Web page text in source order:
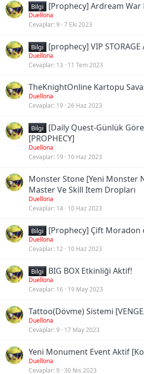
Bilgi [Prophecy] Ardream War
Duellona
Cevaplar 9 7 Eki 2023
Bilgi [prophecy] VIP STORAGE
Duellona
Cevaplar 13 11 Tem 2023
TheKnightOnline Kartopu
Duellona
Cevaplar 19 26 Haz 2023
Bilgi
[Daily Quest-Günlük
[PROPHECY]
Duellona
Cevaplar 19 10 Haz 2023
Monster Stone [Yeni Monster
Master Ve Skill Item Dropları
Duellona
Cevaplar 14 10 Haz 2023
Bilgi [Prophecy] Çift Moradon
Duellona
Cevaplar 12 10 Haz 2023
Bilgi BIG BOX Etkinliği Aktif!
Duellona
Cevaplar 16 19 May 2023
Tattoo(Dövme) Sistemi
Duellona
Cevaplar 9 17 May 2023
Yeni Monument Event Aktif
Duellona
Cevaplar 9 30 Nis 2023